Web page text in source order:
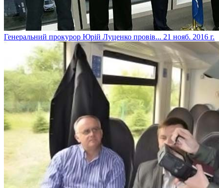
​Генеральний прокурор Юрій Луценко провів... 21 нояб. 2016 г.